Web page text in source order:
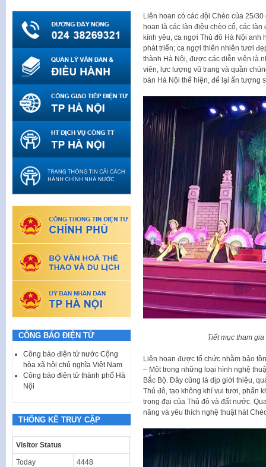
Liên hoan có các đội Chèo của 25/
hoan là các làn điệu chèo cổ, các
kính yêu, ca ngợi Thủ đô Hà Nội anh
phát triển; ca ngợi thiên nhiên tươi
thành Hà Nội, được các diễn viên là
viên, lực lượng vũ trang và quần
bàn Hà Nội thể hiện, để lại ấn tượng
Tiết mục tham
Liên hoan được tổ chức nhằm bảo
– Một trong những loại hình nghệ
Bắc Bộ. Đây cũng là dịp giới thiệu,
Thủ đô, tạo không khí vui tươi, phấn
trọng đại của Thủ đô và đất nước.
năng và yêu thích nghệ thuật hát
CÔNG BÁO ĐIỆN TỬ
Công báo điện tử nước Cộng
hòa xã hội chủ nghĩa Việt Nam
Công báo điện tử thành phố Hà
Nội
THỐNG KÊ TRUY CẬP
Visitor Status
Today 4448